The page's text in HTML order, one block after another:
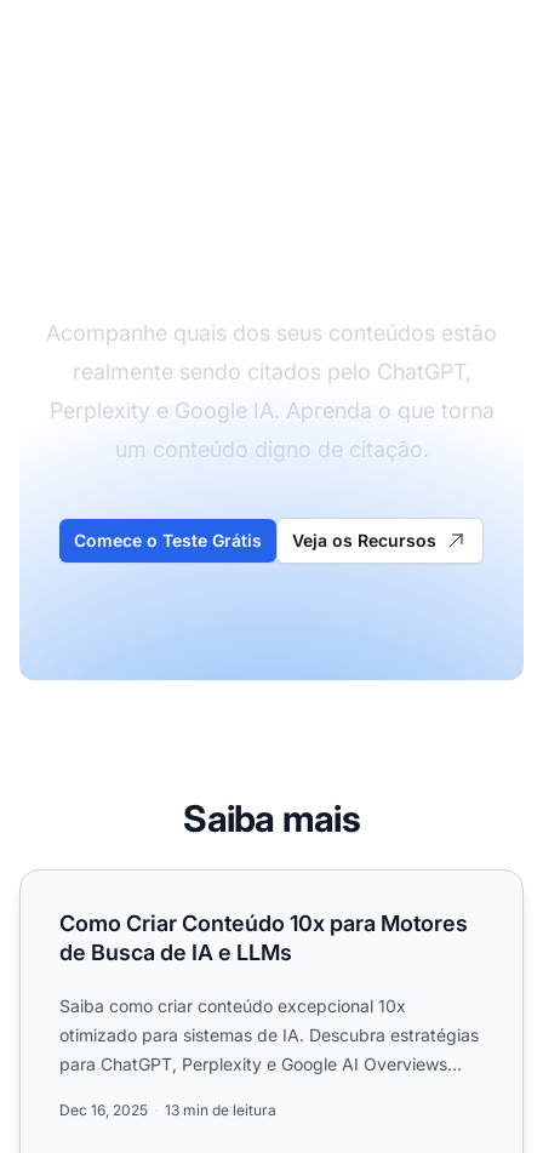
Acompanhe quais dos seus conteúdos estão
realmente sendo citados pelo ChatGPT,
Perplexity e Google IA. Aprenda o que torna
um conteúdo digno de citação.
Comece o Teste Grátis Veja os Recursos
Saiba mais
Como Criar Conteúdo 10x para Motores de Busca de IA e
Como Criar Conteúdo 10x para Motores
de Busca de IA e LLMs
Saiba como criar conteúdo excepcional 10x
otimizado para sistemas de IA. Descubra estratégias
para ChatGPT, Perplexity e Google AI Overviews
Dec 16, 2025 13 min de leitura